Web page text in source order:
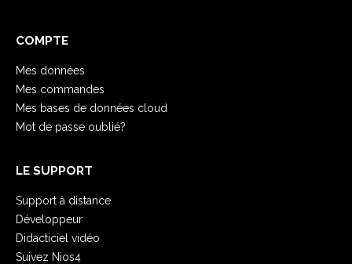
COMPTE
Mes données
Mes commandes
Mes bases de données cloud
Mot de passe oublié?
LE SUPPORT
Support à distance
Développeur
Didacticiel vidéo
Suivez Nios4